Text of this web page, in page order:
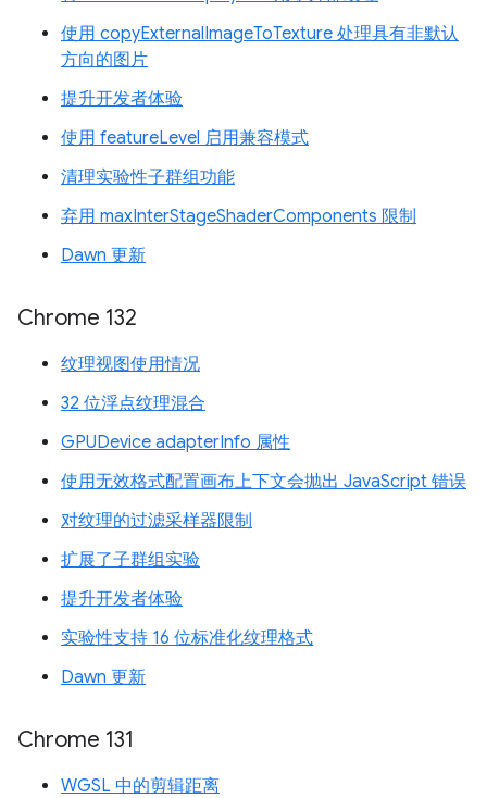
使用 copyExternalImageToTexture 处理具有非默认
方向的图片
提升开发者体验
使用 featureLevel 启用兼容模式
清理实验性子群组功能
弃用 maxInterStageShaderComponents 限制
Dawn 更新
Chrome 132
纹理视图使用情况
32 位浮点纹理混合
GPUDevice adapterInfo 属性
使用无效格式配置画布上下文会抛出 JavaScript 错误
对纹理的过滤采样器限制
扩展了子群组实验
提升开发者体验
实验性支持 16 位标准化纹理格式
Dawn 更新
Chrome 131
WGSL 中的剪辑距离